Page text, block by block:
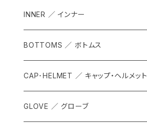
INNER ／ インナー
BOTTOMS ／ ボトムス
CAP･HELMET ／ キャップ・ヘルメット
GLOVE ／ グローブ